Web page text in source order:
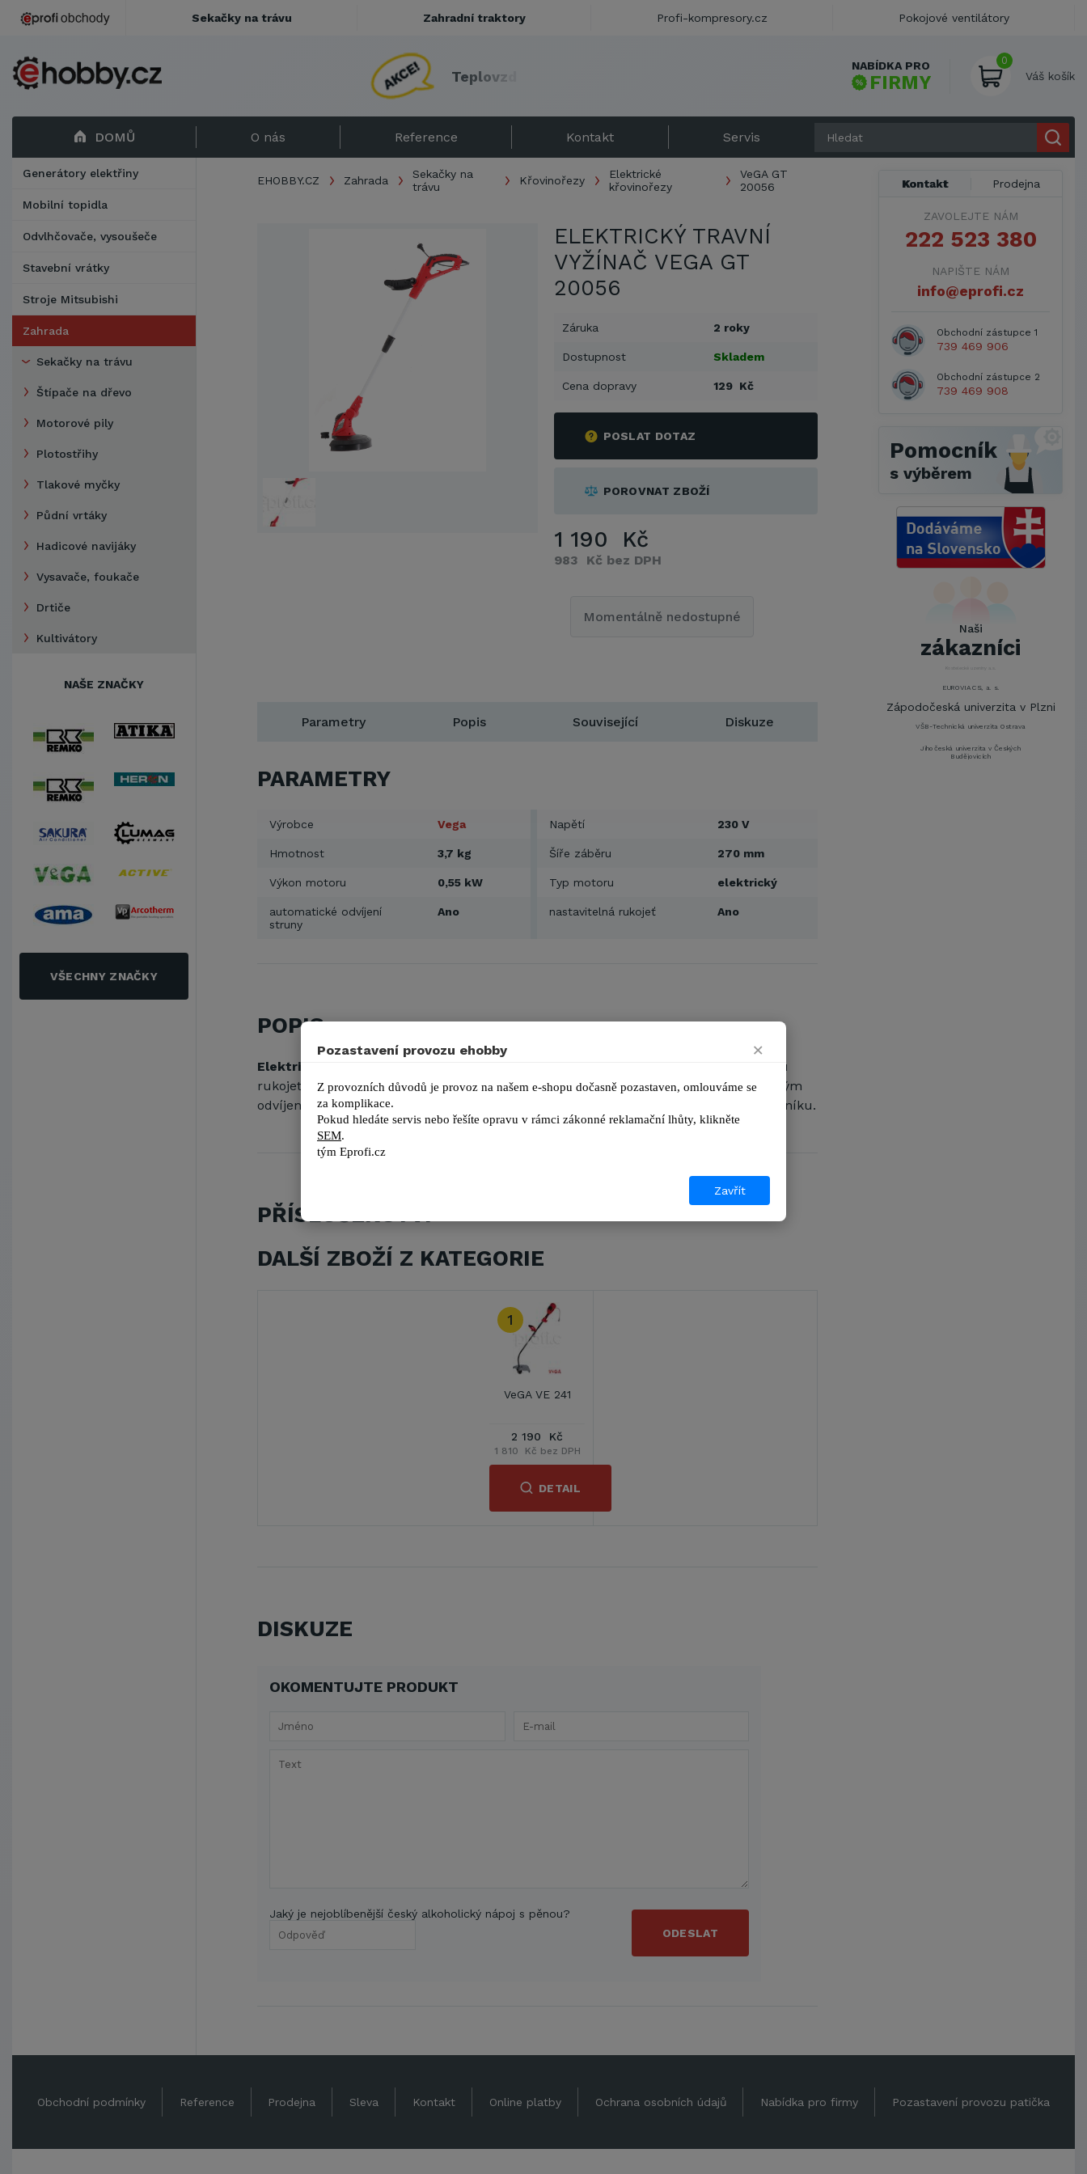
Teplovz
NABÍDKA PRO
FIRMY
0
Váš košík
DOMŮ O nás Reference Kontakt Servis
Generátory elektřiny
Mobilní topidla
Odvlhčovače, vysoušeče
Stavební vrátky
Stroje Mitsubishi
Zahrada
Sekačky na trávu
Štípače na dřevo
Motorové pily
Plotostřihy
Tlakové myčky
Půdní vrtáky
Hadicové navijáky
Vysavače, foukače
Drtiče
Kultivátory
NAŠE ZNAČKY
VŠECHNY ZNAČKY
EHOBBY.CZ Zahrada
Sekačky na
trávu
Křovinořezy
Elektrické
křovinořezy
VeGA GT
20056
ELEKTRICKÝ TRAVNÍ
VYŽÍNAČ VEGA GT
20056
Záruka 2 roky
Dostupnost Skladem
Cena dopravy 129 Kč
POSLAT DOTAZ
POROVNAT ZBOŽÍ
1 190 Kč
983 Kč bez DPH
Momentálně nedostupné
Parametry Popis Související Diskuze
PARAMETRY
Výrobce Vega Napětí 230 V
Hmotnost 3,7 kg Šíře záběru 270 mm
Výkon motoru 0,55 kW Typ motoru elektrický
automatické odvíjení
struny
Ano nastavitelná rukojeť Ano
POPIS
Elektrický travní vyžínač VeGA GT 20056
s teleskopickým madlem a nastavitelnou
rukojetí. Strunová sekačka VeGA GT 20056 je vybavena masivní hlavou s automatickým
odvíjením struny. Pomocí náklopné strunové hlavy lze změnit na ořezávač hran trávníku.
PŘÍSLUŠENSTVÍ
DALŠÍ ZBOŽÍ Z KATEGORIE
1
VeGA VE 241
2 190 Kč
1 810 Kč bez DPH
DETAIL
DISKUZE
OKOMENTUJTE PRODUKT
Jaký je nejoblíbenější český alkoholický nápoj s pěnou?
ODESLAT
Kontakt Prodejna
ZAVOLEJTE NÁM
222 523 380
NAPIŠTE NÁM
info@eprofi.cz
Obchodní zástupce 1
739 469 906
Obchodní zástupce 2
739 469 908
Pomocník
s výběrem
Naši
zákazníci
Metrostav a.s.
Brně,Správa kolejí a menz
Arcibiskupství pražské
Kostelecké uzeniny a.s.
EUROVIA CS, a. s.
Zápodočeská univerzita v Plzni
VŠB-Technická univerzita Ostrava
Jihočeská univerzita v Českých
Budějovicích
Obchodní podmínky Reference Prodejna Sleva Kontakt Online platby Ochrana osobních údajů Nabídka pro firmy Pozastavení provozu patička
Sekačky na trávu Zahradní traktory Profi-kompresory.cz Pokojové ventilátory
Pozastavení provozu ehobby ×
Z provozních důvodů je provoz na našem e-shopu dočasně pozastaven, omlouváme se
za komplikace.
Pokud hledáte servis nebo řešíte opravu v rámci zákonné reklamační lhůty, kl
SEM.
tým Eprofi.cz
Zavřít